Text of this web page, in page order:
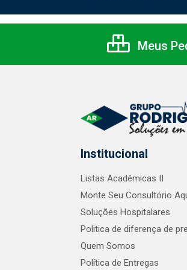
Meus
Institucional
Listas Acadêmicas II
Monte Seu Consultório
Soluções Hospitalares
Politica de diferença de
Quem Somos
Política de Entregas